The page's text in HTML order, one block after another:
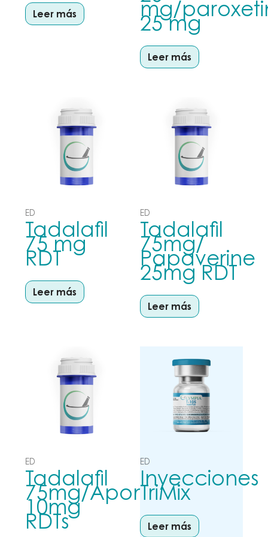
Leer más mg/
25 mg
Leer más
ED
Tadalafil
75 mg
RDT
Leer más
ED
Tadalafil
75mg/
Papaverine
25mg RDT
Leer más
ED
Tadalafil
75mg/Apomorphine
10mg
RDTs
ED
Inyecciones
TriMix
Leer más